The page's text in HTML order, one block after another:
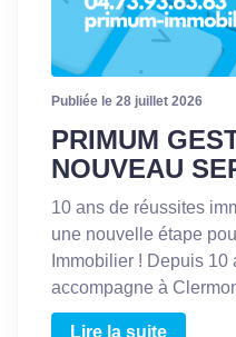
Publiée le 28 juillet 2026
PRIMUM
NOUVEAU
GESTION
PUY-DE-
10 ans de réussites
une nouvelle étape
Immobilier ! Depuis
accompagne à
Château et dans
Lire la suite